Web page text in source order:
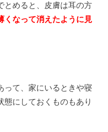
とめると、皮膚は耳の方
くなって消えたように見
って、家にいるときや寝
態にしておくものもあり